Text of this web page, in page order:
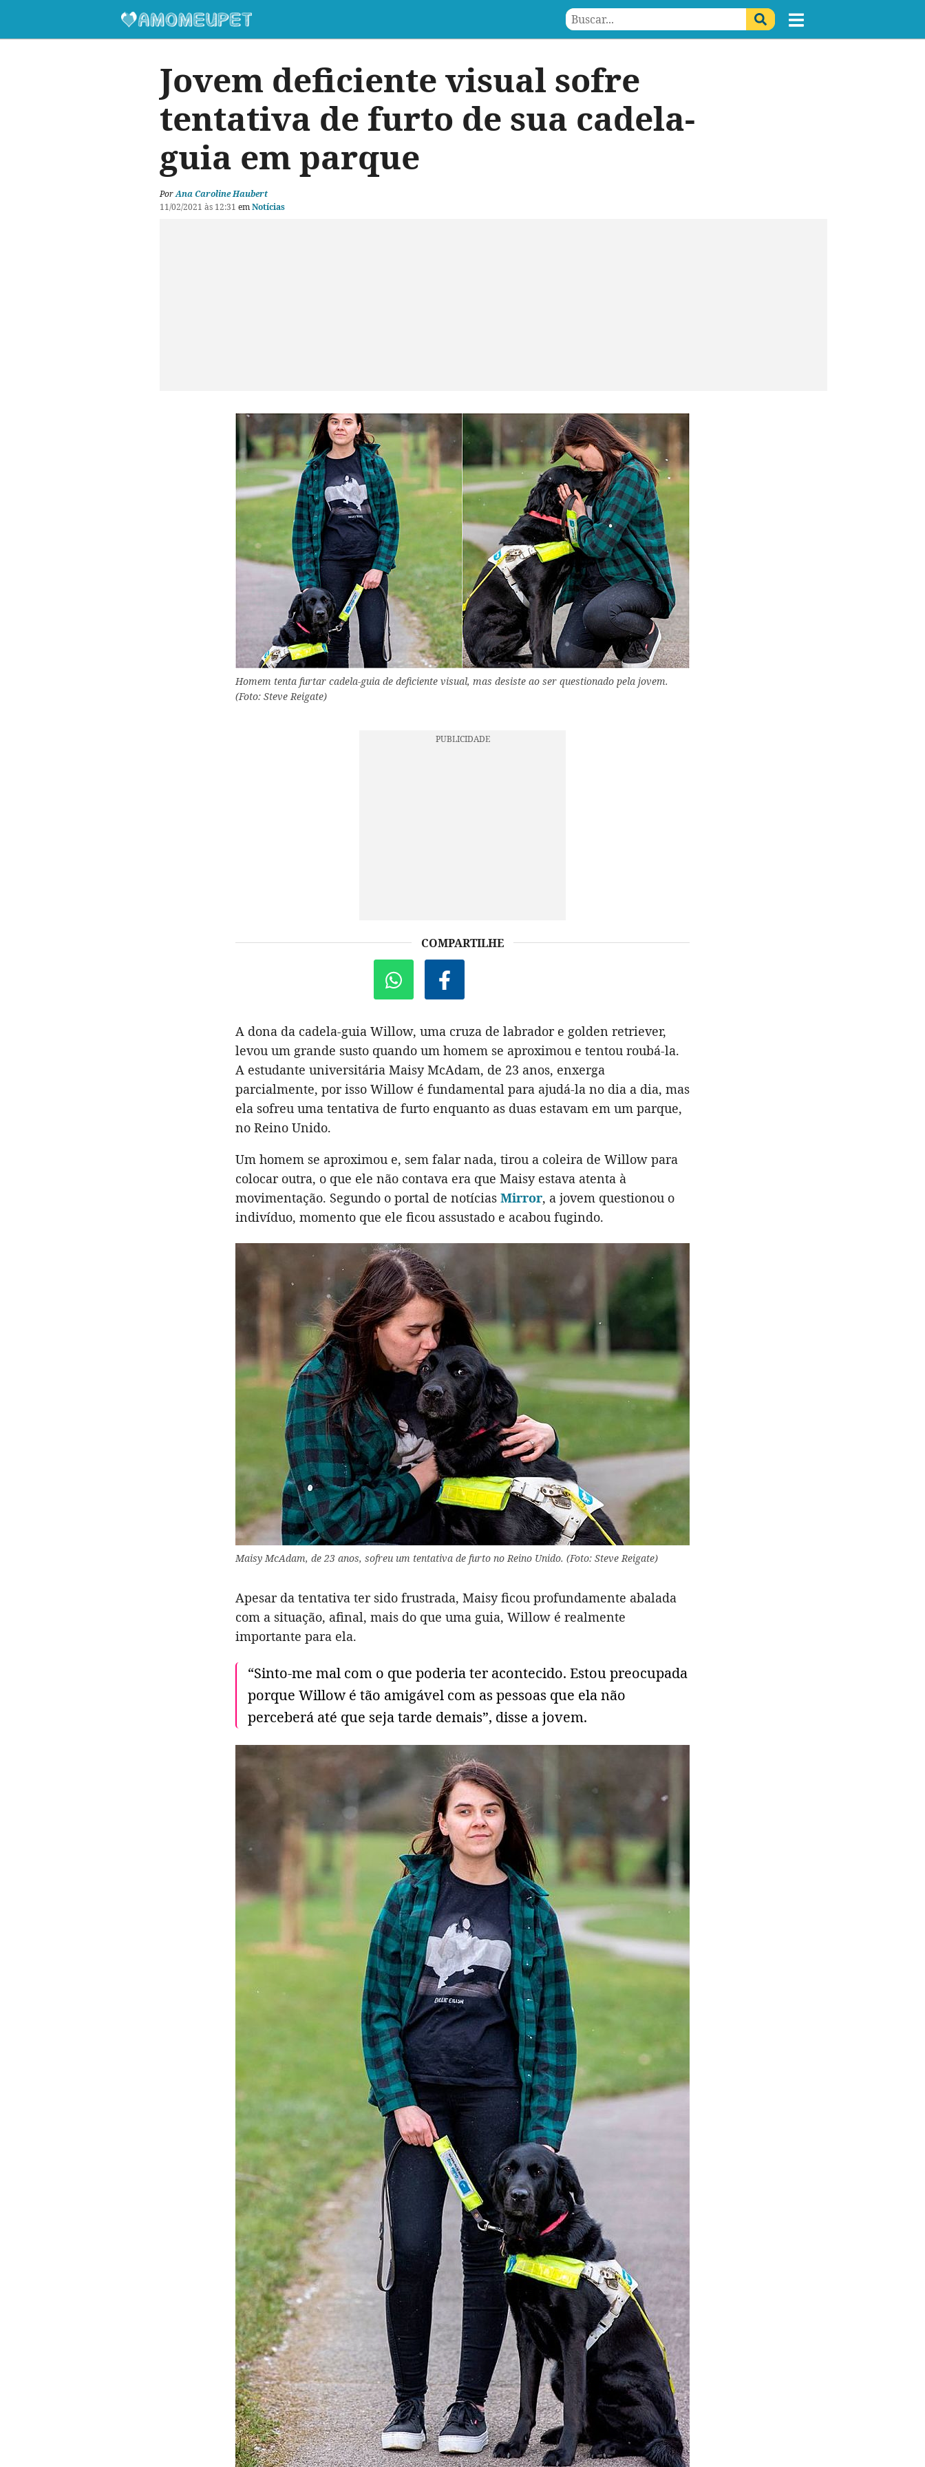
Jovem deficiente visual sofre
tentativa de furto de sua cadela-
guia em parque
PorAna Caroline Haubert
11/02/2021 às 12:31 emNotícias
Homem tenta furtar cadela-guia de deficiente visual, mas desiste ao ser questionado pela jovem.
(Foto: Steve Reigate)
COMPARTILHE
A dona da cadela-guia Willow, uma cruza de labrador e golden retriever,
levou um grande susto quando um homem se aproximou e tentou roubá-la.
A estudante universitária Maisy McAdam, de 23 anos, enxerga
parcialmente, por isso Willow é fundamental para ajudá-la no dia a dia, mas
ela sofreu uma tentativa de furto enquanto as duas estavam em um parque,
no Reino Unido.
Um homem se aproximou e, sem falar nada, tirou a coleira de Willow para
colocar outra, o que ele não contava era que Maisy estava atenta à
movimentação. Segundo o portal de notícias Mirror, a jovem questionou o
indivíduo, momento que ele ficou assustado e acabou fugindo.
Maisy McAdam, de 23 anos, sofreu um tentativa de furto no Reino Unido. (Foto: Steve Reigate)
Apesar da tentativa ter sido frustrada, Maisy ficou profundamente abalada
com a situação, afinal, mais do que uma guia, Willow é realmente
importante para ela.
“Sinto-me mal com o que poderia ter acontecido. Estou preocupada
porque Willow é tão amigável com as pessoas que ela não
perceberá até que seja tarde demais”, disse a jovem.